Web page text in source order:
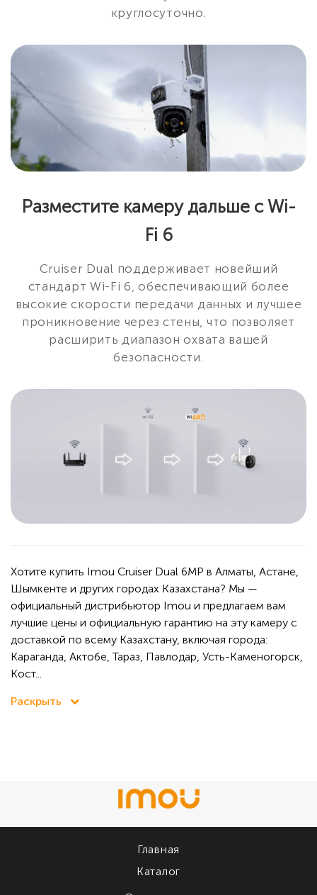
круглосуточно.
Разместите камеру дальше с Wi-
Fi 6
Cruiser Dual поддерживает новейший
стандарт Wi-Fi 6, обеспечивающий более
высокие скорости передачи данных и лучшее
проникновение через стены, что позволяет
расширить диапазон охвата вашей
безопасности.
Хотите купить Imou Cruiser Dual 6MP в Алматы, Астане,
Шымкенте и других городах Казахстана? Мы —
официальный дистрибьютор Imou и предлагаем вам
лучшие цены и официальную гарантию на эту камеру с
доставкой по всему Казахстану, включая города:
Караганда, Актобе, Тараз, Павлодар, Усть-Каменогорск,
Кост...
Раскрыть
Главная
Каталог